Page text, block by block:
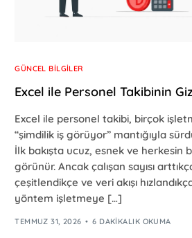
GÜNCEL BILGILER
Excel ile Personel Takibinin
Excel ile personel takibi, birçok
“şimdilik iş görüyor” mantığıyla
İlk bakışta ucuz, esnek ve herkesin
görünür. Ancak çalışan sayısı
çeşitlendikçe ve veri akışı
yöntem işletmeye […]
TEMMUZ 31, 2026 6 DAKIKALIK OKUMA